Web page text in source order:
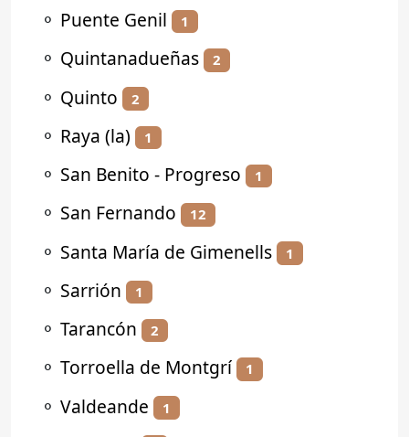
⚬ Puente Genil 1
⚬ Quintanadueñas 2
⚬ Quinto 2
⚬ Raya (la) 1
⚬ San Benito - Progreso 1
⚬ San Fernando 12
⚬ Santa María de Gimenells 1
⚬ Sarrión 1
⚬ Tarancón 2
⚬ Torroella de Montgrí 1
⚬ Valdeande 1